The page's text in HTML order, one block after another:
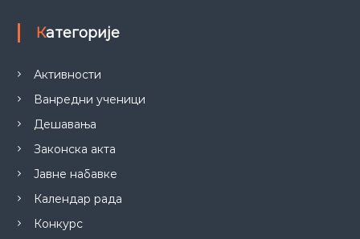
Категорије
Активности
Ванредни ученици
Дешавања
Законска акта
Јавне набавке
Календар рада
Конкурс